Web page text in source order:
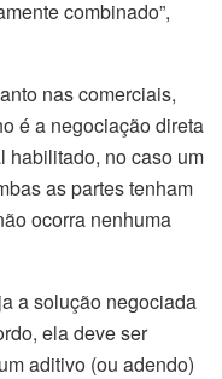
combinado”,
nas comerciais,
é a negociação direta
habilitado, no caso um
as partes tenham
ocorra nenhuma
a solução negociada
ela deve ser
aditivo (ou adendo)